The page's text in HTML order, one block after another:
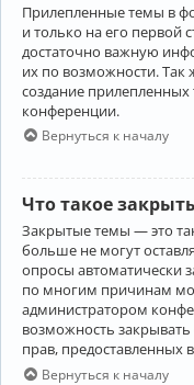
Прилепленные темы в
и только на его первой
достаточно важную
их по возможности. Так
создание
конференции.
Вернуться к началу
Что такое
Закрытые темы — это
больше не могут
опросы автоматически
по многим причинам
администратором
возможность
прав,
Вернуться к началу